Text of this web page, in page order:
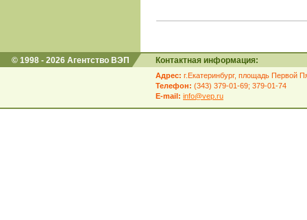
© 1998 - 2026 Агентство ВЭП Контактная информация:
Адрес: г.Екатеринбург, площадь Первой
Телефон: (343) 379-01-69; 379-01-74
E-mail: info@vep.ru